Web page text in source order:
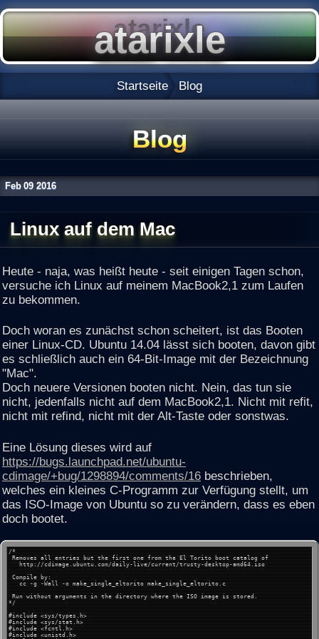
Startseite Blog
Blog
Feb 09 2016
Linux auf dem Mac
Heute - naja, was heißt heute - seit einigen Tagen schon,
versuche ich Linux auf meinem MacBook2,1 zum Laufen
zu bekommen.
Doch woran es zunächst schon scheitert, ist das Booten
einer Linux-CD. Ubuntu 14.04 lässt sich booten, davon gibt
es schließlich auch ein 64-Bit-Image mit der Bezeichnung
"Mac".
Doch neuere Versionen booten nicht. Nein, das tun sie
nicht, jedenfalls nicht auf dem MacBook2,1. Nicht mit refit,
nicht mit refind, nicht mit der Alt-Taste oder sonstwas.
Eine Lösung dieses wird auf
https://bugs.launchpad.net/ubuntu-
cdimage/+bug/1298894/comments/16 beschrieben,
welches ein kleines C-Programm zur Verfügung stellt, um
das ISO-Image von Ubuntu so zu verändern, dass es eben
doch bootet.
/*
Removes all entries but the first one from the El Torito boot catalog of
http://cdimage.ubuntu.com/daily-live/current/trusty-desktop-amd64.iso
Compile by:
cc -g -Wall -o make_single_eltorito make_single_eltorito.c
Run without arguments in the directory where the ISO image is stored.
*/
#include <sys/types.h>
#include <sys/stat.h>
#include <fcntl.h>
#include <unistd.h>